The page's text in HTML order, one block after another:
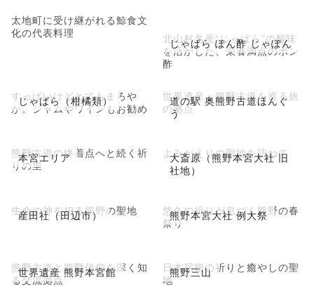
太地町に受け継がれる鯨食文
化の代表料理
じゃばら ぽん酢 じゃぽん
北山村名産“じゃばら”の酸味
を活かした、栄養満点のポン
酢
じゃばら（柑橘類）
すっぱいけどとてもまろや
か。ジャムやワインもお勧め
道の駅 奥熊野古道ほんぐ
う
世界遺産・熊野古道を巡る旅
の拠点
本宮エリア
熊野古道の終着点へと続く祈
りの里
大斎原（熊野本宮大社 旧
社地）
よみがえりの聖地を訪ねて
産田社（田辺市）
生命の神を祀る熊野の聖地 熊野本宮大社 例大祭
悠久の祈りが息づく熊野の春
祭り
世界遺産 熊野本宮館
熊野古道と熊野信仰を深く知
る交流拠点
熊野三山
日本屈指の祈りと癒やしの聖
地